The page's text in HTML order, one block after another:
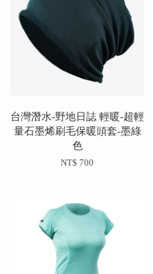
台灣潛水-野地日誌 輕暖-超輕
量石墨烯刷毛保暖頭套-墨綠
色
NT$ 700